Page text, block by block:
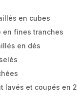
en cubes
en fines tranches
en dés
lavés et coupés en 2